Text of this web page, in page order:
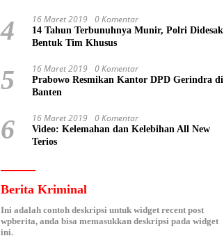
4 16 Maret 2019 0 Komentar
14 Tahun Terbunuhnya Munir, Polri Didesak
Bentuk Tim Khusus
5 16 Maret 2019 0 Komentar
Prabowo Resmikan Kantor DPD Gerindra di
Banten
6 16 Maret 2019 0 Komentar
Video: Kelemahan dan Kelebihan All New
Terios
Berita Kriminal
Ini adalah contoh deskripsi untuk widget recent post
wpberita, anda bisa memasukkan deskripsi pada widget
ini.